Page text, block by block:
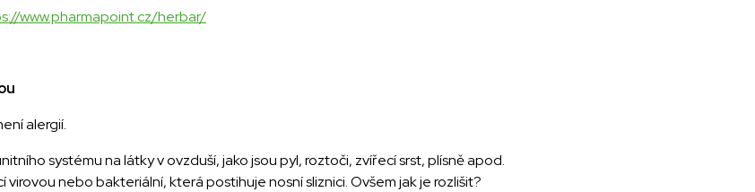
www.pharmapoint.cz/herbar/
alergií.
systému na látky v ovzduší, jako jsou pyl, roztoči, zvířecí srst, plísně apod.
nebo bakteriální, která postihuje nosní sliznici. Ovšem jak je rozlišit?